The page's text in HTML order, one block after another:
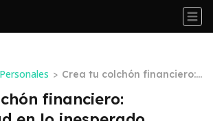
> Crea tu colchón financiero:
tranquilidad en lo inespera
do
financiero: